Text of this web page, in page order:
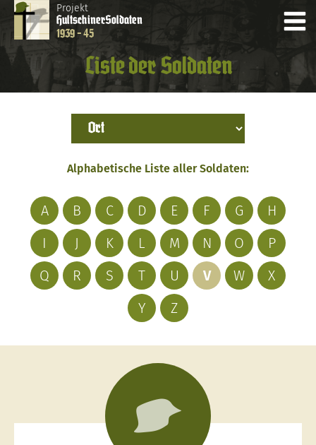
Projekt
HultschinerSoldaten
1939 - 45
Liste der Soldaten
Alphabetische Liste aller Soldaten:
A B C D E F G
H
I
J K L M N O
P
Q
R S T U V W
X
Y
Z